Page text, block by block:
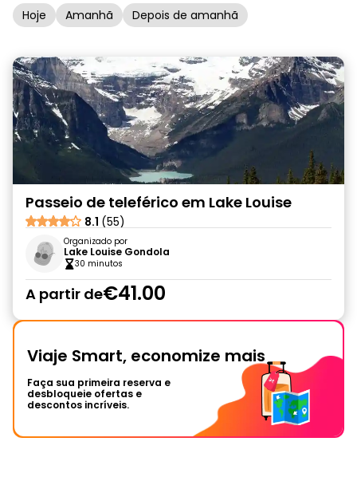
Hoje Amanhã Depois de amanhã
Passeio de teleférico em Lake Louise
8.1 (55)
Organizado por
Lake Louise Gondola
30 minutos
A partir de€41.00
Viaje Smart, economize mais
Faça sua primeira reserva e
desbloqueie ofertas e
descontos incríveis.